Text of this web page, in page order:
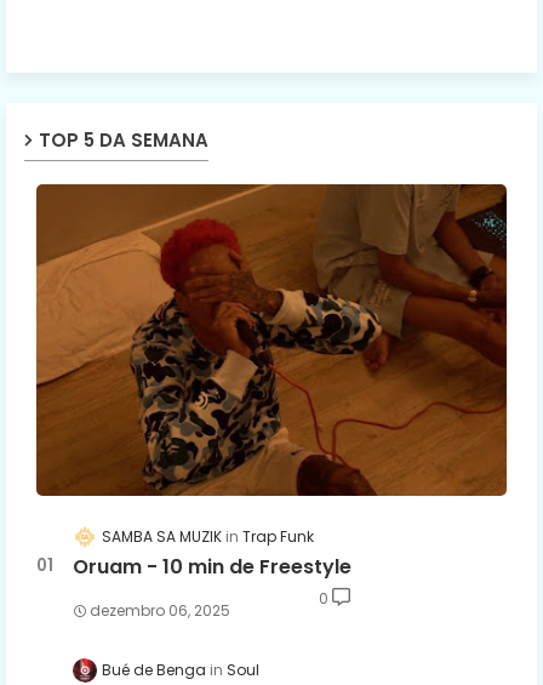
TOP 5 DA SEMANA
SAMBA SA MUZIK Trap Funk
Oruam - 10 min de Freestyle
dezembro 06, 2025
0
Bué de Benga Soul